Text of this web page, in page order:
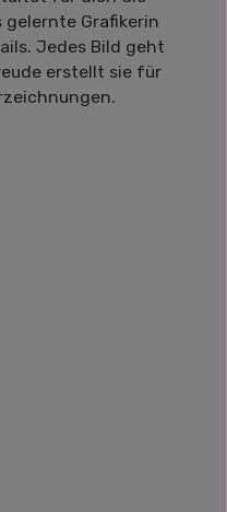
Grafikerin
Jedes Bild geht
erstellt sie für